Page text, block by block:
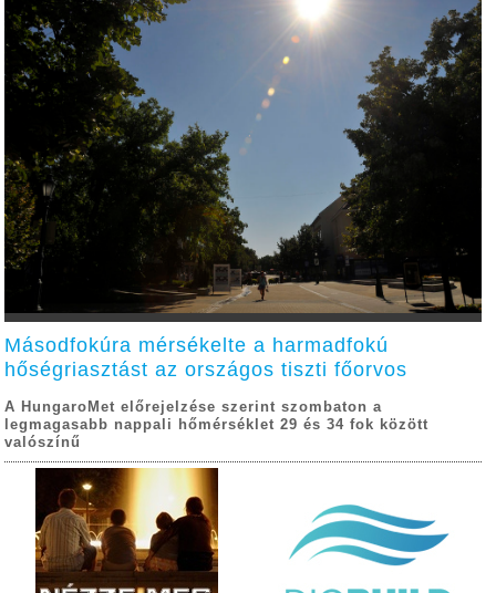
Másodfokúra mérsékelte a harmadfokú
hőségriasztást az országos tiszti főorvos
A HungaroMet előrejelzése szerint szombaton a
legmagasabb nappali hőmérséklet 29 és 34 fok között
valószínű